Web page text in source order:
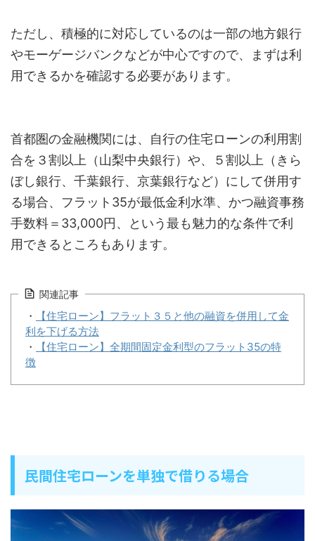
ただし、積極的に対応しているのは一部の地方銀行
やモーゲージバンクなどが中心ですので、まずは利
用できるかを確認する必要があります。
首都圏の金融機関には、自行の住宅ローンの利用割
合を３割以上（山梨中央銀行）や、５割以上（きら
ぼし銀行、千葉銀行、京葉銀行など）にして併用す
る場合、フラット35が最低金利水準、かつ融資事務
手数料＝33,000円、という最も魅力的な条件で利
用できるところもあります。
関連記事
・
【住宅ローン】フラット３５と他の融資を併用して金
利を下げる方法
・
【住宅ローン】全期間固定金利型のフラット35の特
徴
民間住宅ローンを単独で借りる場合